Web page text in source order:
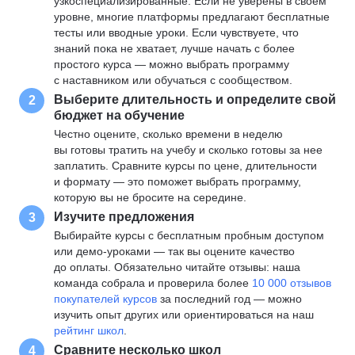
уровне, многие платформы предлагают бесплатные
тесты или вводные уроки. Если чувствуете, что
знаний пока не хватает, лучше начать с более
простого курса — можно выбрать программу
с наставником или обучаться с сообществом.
2
Выберите длительность и определите свой
бюджет на обучение
Честно оцените, сколько времени в неделю
вы готовы тратить на учебу и сколько готовы за нее
заплатить. Сравните курсы по цене, длительности
и формату — это поможет выбрать программу,
которую вы не бросите на середине.
3 Изучите предложения
Выбирайте курсы с бесплатным пробным доступом
или демо-уроками — так вы оцените качество
до оплаты. Обязательно читайте отзывы: наша
команда собрала и проверила более 10 000 отзывов
покупателей курсов за последний год — можно
изучить опыт других или ориентироваться на наш
рейтинг школ
4 Сравните несколько школ